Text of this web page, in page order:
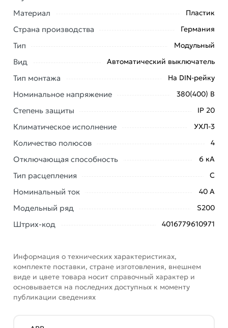
выключатель четырехполюсный ABB S204 C40 40A
6кА 2CDS254001R0404 из категории
Четырехполюсные автоматические выключатели
Наши профессиональные менеджеры обработают
заказ и свяжутся с Вами для согласования условий
доставки или самовывоза. Перед оформлением
онлайн заказа рекомендуем ознакомиться с
Данний товар от производителя
купленного товарa в течение 7 дней (наличие чека
обязательно).
Материал Пластик
Страна производства Германия
Тип Модульный
Вид Автоматический выключатель
Тип монтажа На DIN-рейку
Номинальное напряжение 380(400) В
Степень защиты IP 20
Климатическое исполнение УХЛ-3
Количество полюсов 4
Отключающая способность 6 кА
Тип расцепления C
Номинальный ток 40 А
Модельный ряд S200
Штрих-код 4016779610971
Информация о технических характеристиках,
комплекте поставки, стране изготовления, внешнем
виде и цвете товара носит справочный характер и
основывается на последних доступных к моменту
публикации сведениях